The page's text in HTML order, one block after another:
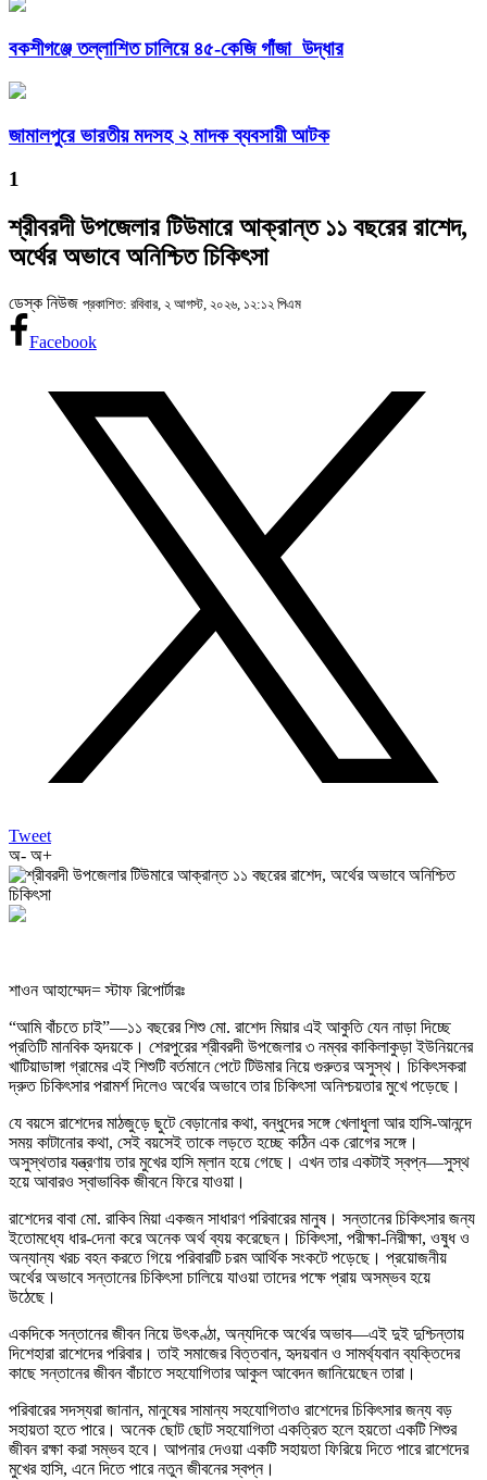
বকশীগঞ্জে তল্লাশিত চালিয়ে ৪৫-কেজি গাঁজা উদ্ধার
জামালপুরে ভারতীয় মদসহ ২ মাদক ব্যবসায়ী আটক
1
শ্রীবরদী উপজেলার টিউমারে আক্রান্ত ১১ বছরের রাশেদ,
অর্থের অভাবে অনিশ্চিত চিকিৎসা
ডেস্ক নিউজ প্রকাশিত: রবিবার, ২ আগস্ট, ২০২৬, ১২:১২ পিএম
Facebook
Tweet
অ- অ+
শাওন আহাম্মেদ= স্টাফ রিপোর্টারঃ
“আমি বাঁচতে চাই”—১১ বছরের শিশু মো. রাশেদ মিয়ার এই আকুতি যেন নাড়া দিচ্ছে
প্রতিটি মানবিক হৃদয়কে। শেরপুরের শ্রীবরদী উপজেলার ৩ নম্বর কাকিলাকুড়া ইউনিয়নের
খাটিয়াডাঙ্গা গ্রামের এই শিশুটি বর্তমানে পেটে টিউমার নিয়ে গুরুতর অসুস্থ। চিকিৎসকরা
দ্রুত চিকিৎসার পরামর্শ দিলেও অর্থের অভাবে তার চিকিৎসা অনিশ্চয়তার মুখে পড়েছে।
যে বয়সে রাশেদের মাঠজুড়ে ছুটে বেড়ানোর কথা, বন্ধুদের সঙ্গে খেলাধুলা আর হাসি-আনন্দে
সময় কাটানোর কথা, সেই বয়সেই তাকে লড়তে হচ্ছে কঠিন এক রোগের সঙ্গে।
অসুস্থতার যন্ত্রণায় তার মুখের হাসি ম্লান হয়ে গেছে। এখন তার একটাই স্বপ্ন—সুস্থ
হয়ে আবারও স্বাভাবিক জীবনে ফিরে যাওয়া।
রাশেদের বাবা মো. রাকিব মিয়া একজন সাধারণ পরিবারের মানুষ। সন্তানের চিকিৎসার জন্য
ইতোমধ্যে ধার-দেনা করে অনেক অর্থ ব্যয় করেছেন। চিকিৎসা, পরীক্ষা-নিরীক্ষা, ওষুধ ও
অন্যান্য খরচ বহন করতে গিয়ে পরিবারটি চরম আর্থিক সংকটে পড়েছে। প্রয়োজনীয়
অর্থের অভাবে সন্তানের চিকিৎসা চালিয়ে যাওয়া তাদের পক্ষে প্রায় অসম্ভব হয়ে
উঠেছে।
একদিকে সন্তানের জীবন নিয়ে উৎকণ্ঠা, অন্যদিকে অর্থের অভাব—এই দুই দুশ্চিন্তায়
দিশেহারা রাশেদের পরিবার। তাই সমাজের বিত্তবান, হৃদয়বান ও সামর্থ্যবান ব্যক্তিদের
কাছে সন্তানের জীবন বাঁচাতে সহযোগিতার আকুল আবেদন জানিয়েছেন তারা।
পরিবারের সদস্যরা জানান, মানুষের সামান্য সহযোগিতাও রাশেদের চিকিৎসার জন্য বড়
সহায়তা হতে পারে। অনেক ছোট ছোট সহযোগিতা একত্রিত হলে হয়তো একটি শিশুর
জীবন রক্ষা করা সম্ভব হবে। আপনার দেওয়া একটি সহায়তা ফিরিয়ে দিতে পারে রাশেদের
মুখের হাসি, এনে দিতে পারে নতুন জীবনের স্বপ্ন।